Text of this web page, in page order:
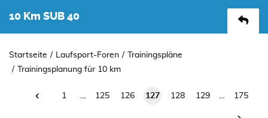
10 Km SUB 40
Startseite Laufsport-Foren
Trainingspläne
Trainingsplanung für 10 km
1 … 125 126 127 128 129 … 175